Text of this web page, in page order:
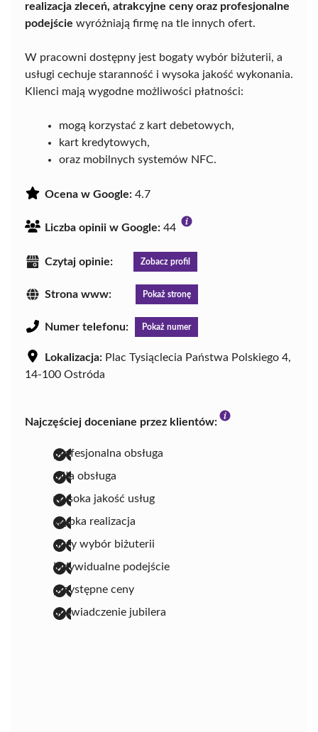
realizacja zleceń, atrakcyjne ceny oraz profesjonalne
podejście wyróżniają firmę na tle innych ofert.
W pracowni dostępny jest bogaty wybór biżuterii, a
usługi cechuje staranność i wysoka jakość wykonania.
Klienci mają wygodne możliwości płatności:
mogą korzystać z kart debetowych,
kart kredytowych,
oraz mobilnych systemów NFC.
Ocena w Google: 4.7
Liczba opinii w Google: 44
Czytaj opinie: Zobacz profil
Strona www: Pokaż stronę
Numer telefonu: Pokaż numer
Lokalizacja: Plac Tysiąclecia Państwa Polskiego 4,
14-100 Ostróda
Najczęściej doceniane przez klientów:
profesjonalna obsługa
miła obsługa
wysoka jakość usług
szybka realizacja
duży wybór biżuterii
indywidualne podejście
przystępne ceny
doświadczenie jubilera